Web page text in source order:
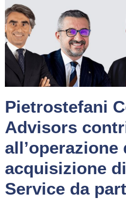
Pietrostefani
Advisors
all’operazione
acquisizione
Service da